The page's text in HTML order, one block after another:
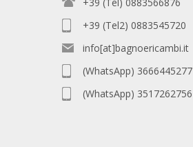
+39 (Tel2) 0883545720
info[at]bagnoericambi.it
(WhatsApp) 3666445277
(WhatsApp) 3517262756